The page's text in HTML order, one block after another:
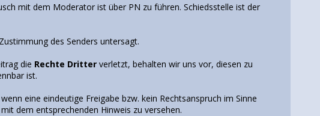
mit dem Moderator ist über PN zu führen. Schiedsstelle ist der
des Senders untersagt.
die Rechte Dritter verletzt, behalten wir uns vor, diesen zu
ist.
eine eindeutige Freigabe bzw. kein Rechtsanspruch im Sinne
dem entsprechenden Hinweis zu versehen.